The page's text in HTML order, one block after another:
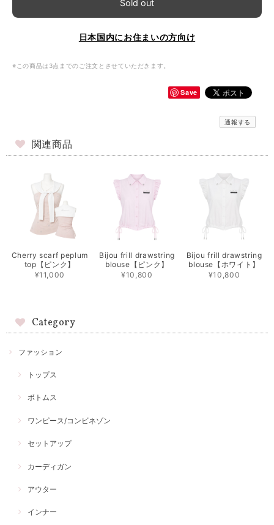
Sold out
日本国内にお住まいの方向け
※この商品は3点までのご注文とさせていただきます。
Save
通報する
関連商品
Cherry scarf peplum
top【ピンク】
¥11,000
Bijou frill drawstring
blouse【ピンク】
¥10,800
Bijou frill drawstring
blouse【ホワイト】
¥10,800
Category
ファッション
トップス
ボトムス
ワンピース/コンビネゾン
セットアップ
カーディガン
アウター
インナー